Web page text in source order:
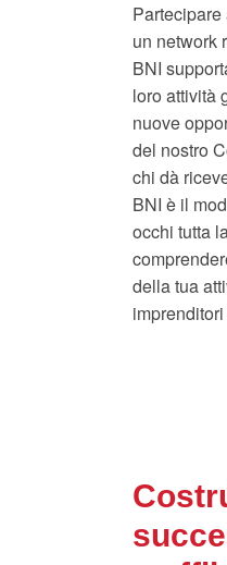
un network
BNI
loro attività
nuove
del nostro
chi dà
BNI è il
occhi tutta
della tua